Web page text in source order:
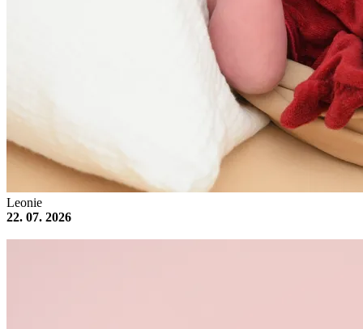
Leonie
22. 07. 2026